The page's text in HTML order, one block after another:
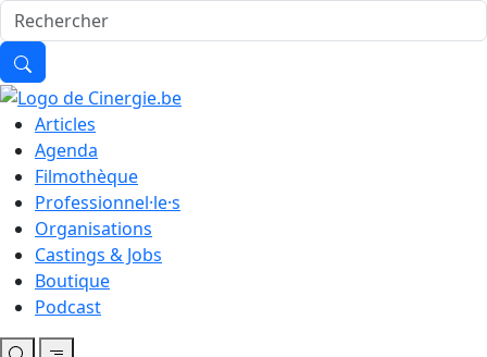
Articles
Agenda
Filmothèque
Professionnel·le·s
Organisations
Castings & Jobs
Boutique
Podcast